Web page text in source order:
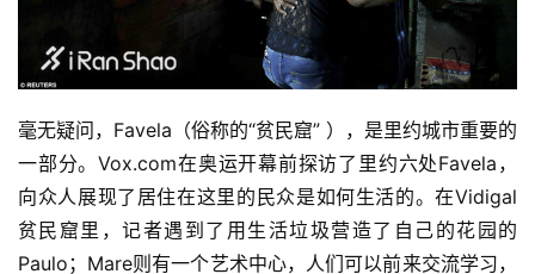
毫无疑问，Favela（俗称的“贫民窟” ），是里约城市重要的
一部分。Vox.com在奥运开幕前探访了里约六处Favela，
向众人展现了居住在这里的民众是如何生活的。在Vidigal
贫民窟里，记者遇到了用生活垃圾营造了自己的花园的
Paulo；Mare则有一个艺术中心，人们可以前来交流学习，